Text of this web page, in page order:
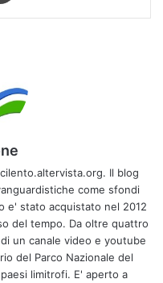
Il blog
come sfondi
e' stato acquistato nel 2012
del tempo. Da oltre quattro
un canale video e youtube
del Parco Nazionale del
limitrofi. E' aperto a